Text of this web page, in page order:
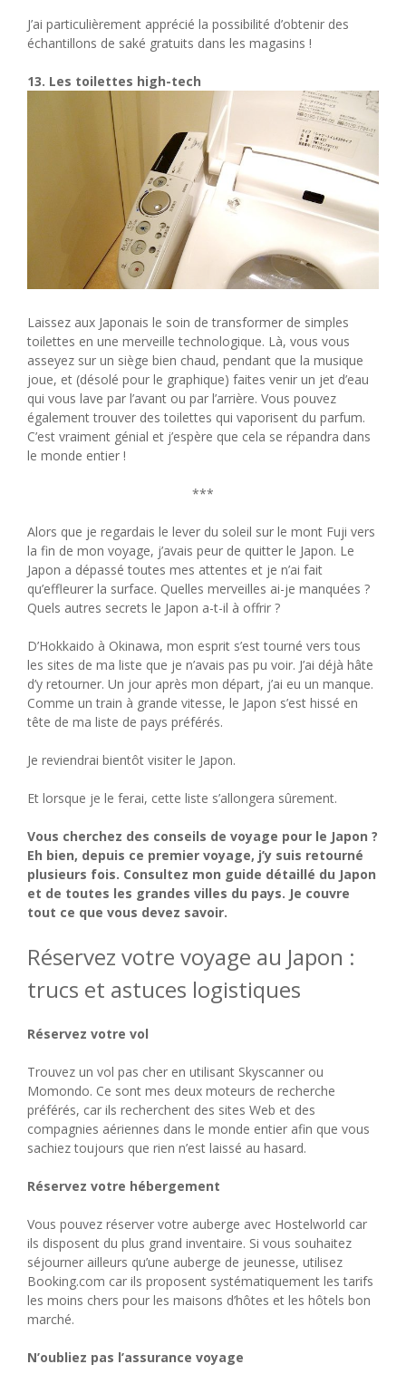
J’ai particulièrement apprécié la possibilité d’obtenir des
échantillons de saké gratuits dans les magasins !
13. Les toilettes high-tech
Laissez aux Japonais le soin de transformer de simples
toilettes en une merveille technologique. Là, vous vous
asseyez sur un siège bien chaud, pendant que la musique
joue, et (désolé pour le graphique) faites venir un jet d’eau
qui vous lave par l’avant ou par l’arrière. Vous pouvez
également trouver des toilettes qui vaporisent du parfum.
C’est vraiment génial et j’espère que cela se répandra dans
le monde entier !
***
Alors que je regardais le lever du soleil sur le mont Fuji vers
la fin de mon voyage, j’avais peur de quitter le Japon. Le
Japon a dépassé toutes mes attentes et je n’ai fait
qu’effleurer la surface. Quelles merveilles ai-je manquées ?
Quels autres secrets le Japon a-t-il à offrir ?
D’Hokkaido à Okinawa, mon esprit s’est tourné vers tous
les sites de ma liste que je n’avais pas pu voir. J’ai déjà hâte
d’y retourner. Un jour après mon départ, j’ai eu un manque.
Comme un train à grande vitesse, le Japon s’est hissé en
tête de ma liste de pays préférés.
Je reviendrai bientôt visiter le Japon.
Et lorsque je le ferai, cette liste s’allongera sûrement.
Vous cherchez des conseils de voyage pour le Japon ?
Eh bien, depuis ce premier voyage, j’y suis retourné
plusieurs fois. Consultez mon guide détaillé du Japon
et de toutes les grandes villes du pays. Je couvre
tout ce que vous devez savoir.
Réservez votre voyage au Japon :
trucs et astuces logistiques
Réservez votre vol
Trouvez un vol pas cher en utilisant Skyscanner ou
Momondo. Ce sont mes deux moteurs de recherche
préférés, car ils recherchent des sites Web et des
compagnies aériennes dans le monde entier afin que vous
sachiez toujours que rien n’est laissé au hasard.
Réservez votre hébergement
Vous pouvez réserver votre auberge avec Hostelworld car
ils disposent du plus grand inventaire. Si vous souhaitez
séjourner ailleurs qu’une auberge de jeunesse, utilisez
Booking.com car ils proposent systématiquement les tarifs
les moins chers pour les maisons d’hôtes et les hôtels bon
marché.
N’oubliez pas l’assurance voyage